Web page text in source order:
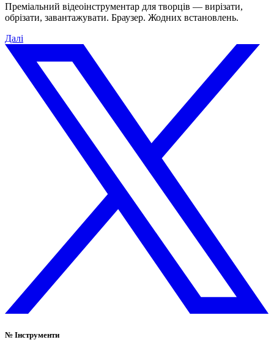
Преміальний відеоінструментар для творців — вирізати,
обрізати, завантажувати. Браузер. Жодних встановлень.
Далі
№ Інструменти